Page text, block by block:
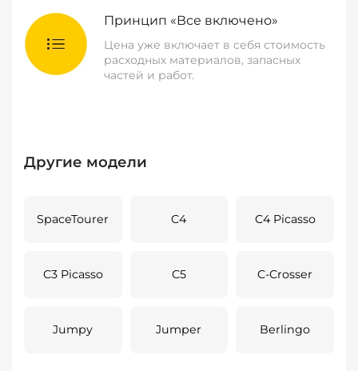
Принцип «Все включено»
Цена уже включает в себя стоимость
расходных материалов, запасных
частей и работ.
Другие модели
SpaceTourer C4 C4 Picasso
C3 Picasso C5 C-Crosser
Jumpy Jumper Berlingo